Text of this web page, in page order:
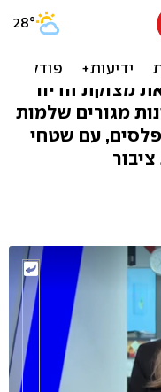
מגורים על
מצוקת הדיור
מגורים שלמות
עם שטחי